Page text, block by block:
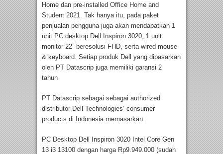
Home dan pre-installed Office Home and
Student 2021. Tak hanya itu, pada paket
penjualan pengguna juga akan mendapatkan 1
unit PC desktop Dell Inspiron 3020, 1 unit
monitor 22” beresolusi FHD, serta wired mouse
& keyboard. Setiap produk Dell yang dipasarkan
oleh PT Datascrip juga memiliki garansi 2
tahun
PT Datascrip sebagai sebagai authorized
distributor Dell Technologies’ consumer
products di Indonesia memasarkan:
PC Desktop Dell Inspiron 3020 Intel Core Gen
13 i3 13100 dengan harga Rp9.949.000 (sudah